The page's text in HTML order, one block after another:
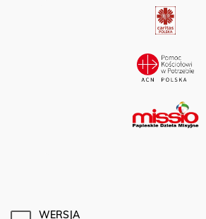
WERSJA